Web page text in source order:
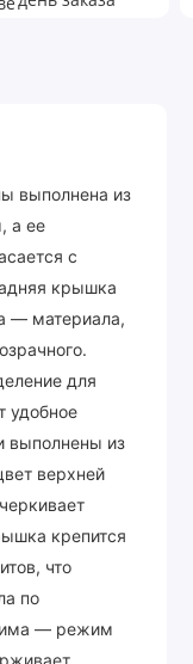
выполнена из
а ее
с
крышка
— материала,
для
удобное
выполнены из
верхней
крепится
что
по
— режим